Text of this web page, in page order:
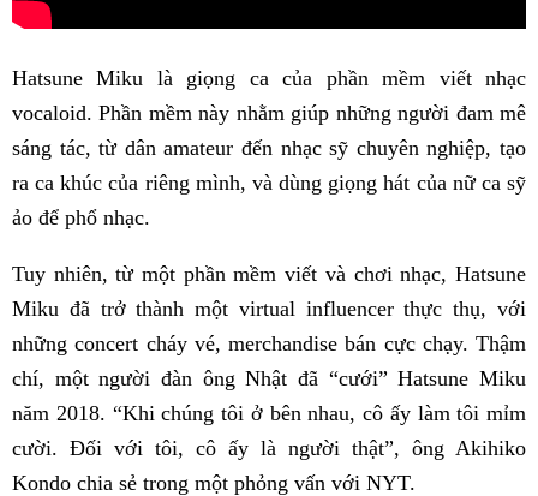
Hatsune Miku là giọng ca của phần mềm viết nhạc
vocaloid. Phần mềm này nhằm giúp những người đam mê
sáng tác, từ dân amateur đến nhạc sỹ chuyên nghiệp, tạo
ra ca khúc của riêng mình, và dùng giọng hát của nữ ca sỹ
ảo để phổ nhạc.
Tuy nhiên, từ một phần mềm viết và chơi nhạc, Hatsune
Miku đã trở thành một virtual influencer thực thụ, với
những concert cháy vé, merchandise bán cực chạy. Thậm
chí, một người đàn ông Nhật đã “cưới” Hatsune Miku
năm 2018. “Khi chúng tôi ở bên nhau, cô ấy làm tôi mỉm
cười. Đối với tôi, cô ấy là người thật”, ông Akihiko
Kondo chia sẻ trong một phỏng vấn với NYT.